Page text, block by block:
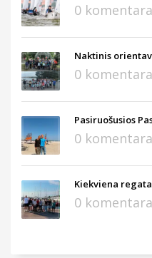
0
Naktinis
0
Pasiruošusios
0
Kiekviena
0